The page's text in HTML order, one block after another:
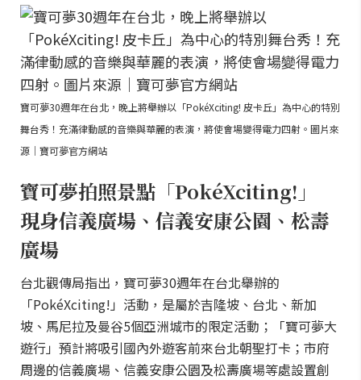
寶可夢30週年在台北，晚上將舉辦以「PokéXciting! 皮卡丘」為中心的特別
舞台秀！充滿律動感的音樂與華麗的表演，將使會場變得電力四射。圖片來
源｜寶可夢官方網站
寶可夢拍照景點「PokéXciting!」
現身信義廣場、信義安康公園、松壽
廣場
台北觀傳局指出，寶可夢30週年在台北舉辦的
「PokéXciting!」活動，是屬於吉隆坡、台北、新加
坡、馬尼拉及曼谷5個亞洲城市的限定活動；「寶可夢大
遊行」預計將吸引國內外遊客前來台北朝聖打卡；市府
周邊的信義廣場、信義安康公園及松壽廣場等處設置創